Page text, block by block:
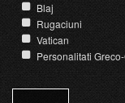
Blaj
Rugaciuni
Vatican
Personalitati